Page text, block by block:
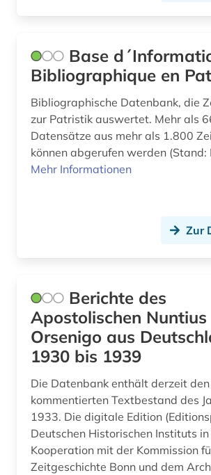
hinduismus (1)
hispanistik (1)
historische persönlichkeit (1)
holocaust (2)
index (1)
indien (2)
inhaltsverzeichnis (1)
inkunabel (1)
innenarchitektur (1)
inschriften (1)
Base
Bibliographique en
Bibliographische Datenbank, die
zur Patristik auswertet. Mehr als
Datensätze aus mehr als 1.800
können abgerufen werden (Stand:
Mehr Informationen
Zur
Berichte des
Apostolischen Nuntius
Orsenigo aus
1930 bis 1939
Die Datenbank enthält derzeit
kommentierten Textbestand des
1933. Die digitale Edition (Editionsprojekt des
Deutschen Historischen Instituts in
Kooperation mit der Kommission
Zeitgeschichte Bonn und dem